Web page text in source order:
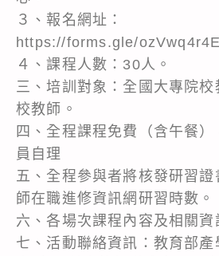
３、報名網址：
https://forms.gle/
４、課程人數：30人。
三、培訓對象：全國大專院
校教師。
四、全程課程免費（含午餐
員自理
五、全程參與者將核發研習
師在職進修資訊網研習時數。
六、各場次課程內容及相關資
七、活動聯絡資訊：教育部